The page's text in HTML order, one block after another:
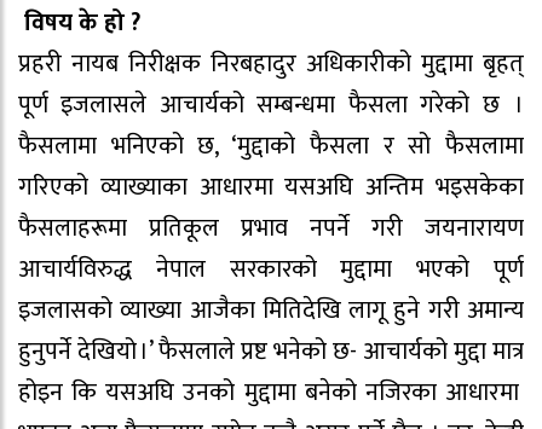
विषय के हो ?
प्रहरी नायब निरीक्षक निरबहादुर अधिकारीको मुद्दामा बृहत्
पूर्ण इजलासले आचार्यको सम्बन्धमा फैसला गरेको छ ।
फैसलामा भनिएको छ, ‘मुद्दाको फैसला र सो फैसलामा
गरिएको व्याख्याका आधारमा यसअघि अन्तिम भइसकेका
फैसलाहरूमा प्रतिकूल प्रभाव नपर्ने गरी जयनारायण
आचार्यविरुद्ध नेपाल सरकारको मुद्दामा भएको पूर्ण
इजलासको व्याख्या आजैका मितिदेखि लागू हुने गरी अमान्य
हुनुपर्ने देखियो ।’ फैसलाले प्रष्ट भनेको छ- आचार्यको मुद्दा मात्र
होइन कि यसअघि उनको मुद्दामा बनेको नजिरका आधारमा